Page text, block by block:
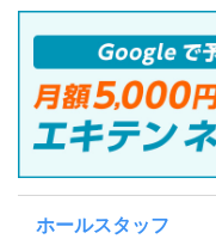
ホールスタッフ